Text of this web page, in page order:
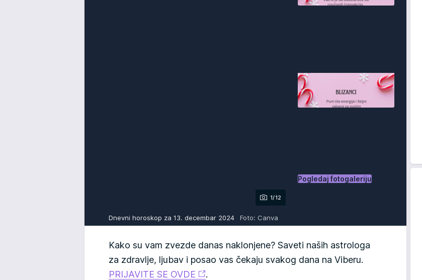
1/12
Pogledaj fotogaleriju
Dnevni horoskop za 13. decembar 2024 Foto: Canva
Kako su vam zvezde danas naklonjene? Saveti naših astrologa
za zdravlje, ljubav i posao vas čekaju svakog dana na Viberu.
PRIJAVITE SE OVDE
.